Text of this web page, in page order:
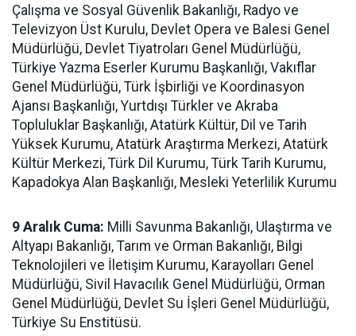
Çalışma ve Sosyal Güvenlik Bakanlığı, Radyo ve
Televizyon Üst Kurulu, Devlet Opera ve Balesi Genel
Müdürlüğü, Devlet Tiyatroları Genel Müdürlüğü,
Türkiye Yazma Eserler Kurumu Başkanlığı, Vakıflar
Genel Müdürlüğü, Türk İşbirliği ve Koordinasyon
Ajansı Başkanlığı, Yurtdışı Türkler ve Akraba
Topluluklar Başkanlığı, Atatürk Kültür, Dil ve Tarih
Yüksek Kurumu, Atatürk Araştırma Merkezi, Atatürk
Kültür Merkezi, Türk Dil Kurumu, Türk Tarih Kurumu,
Kapadokya Alan Başkanlığı, Mesleki Yeterlilik Kurumu
9 Aralık Cuma: Milli Savunma Bakanlığı, Ulaştırma ve
Altyapı Bakanlığı, Tarım ve Orman Bakanlığı, Bilgi
Teknolojileri ve İletişim Kurumu, Karayolları Genel
Müdürlüğü, Sivil Havacılık Genel Müdürlüğü, Orman
Genel Müdürlüğü, Devlet Su İşleri Genel Müdürlüğü,
Türkiye Su Enstitüsü.